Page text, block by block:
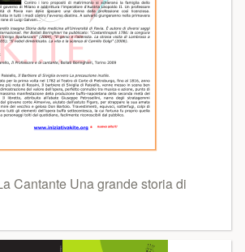
Cantante Una grande storia di